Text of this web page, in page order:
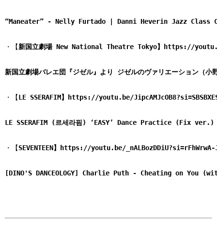
“Maneater” - Nelly Furtado | Danni Heverin Jazz Class
・【新国立劇場 New National Theatre Tokyo】https://
新国立劇場バレエ団『ジゼル』より ジゼルのヴァリエーシ
・【LE SSERAFIM】https://youtu.be/
LE SSERAFIM (르세라핌) ‘EASY’ Dance Practice (Fix ver.)
・【SEVENTEEN】https://youtu.be/_nALBozDDiU?si=rFhWrwA-
[DINO'S DANCEOLOGY] Charlie Puth - Cheating on You (with